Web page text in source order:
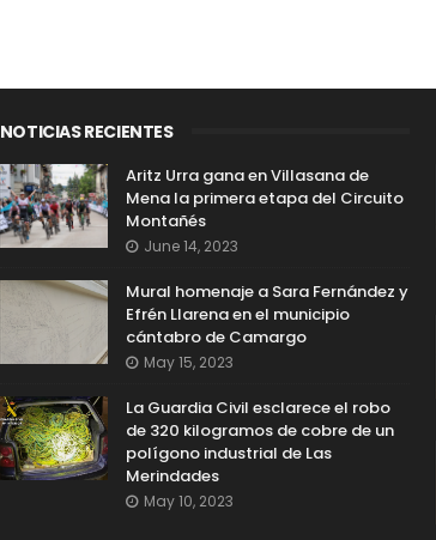
NOTICIAS RECIENTES
Aritz Urra gana en Villasana de
Mena la primera etapa del Circuito
Montañés
June 14, 2023
Mural homenaje a Sara Fernández y
Efrén Llarena en el municipio
cántabro de Camargo
May 15, 2023
La Guardia Civil esclarece el robo
de 320 kilogramos de cobre de un
polígono industrial de Las
Merindades
May 10, 2023